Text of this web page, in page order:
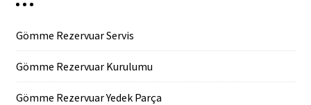
Gömme Rezervuar Servis
Gömme Rezervuar Kurulumu
Gömme Rezervuar Yedek Parça